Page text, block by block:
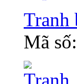
Tranh
Mã